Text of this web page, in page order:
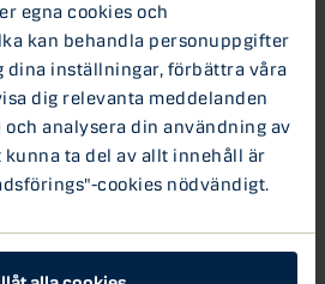
egna cookies och
kan behandla personuppgifter
dina inställningar, förbättra våra
dig relevanta meddelanden
analysera din användning av
ta del av allt innehåll är
cookies nödvändigt.
vecka får vi räntebesked från
och då får vi höra vad
om risken med stigande
Landeborns analys i senaste